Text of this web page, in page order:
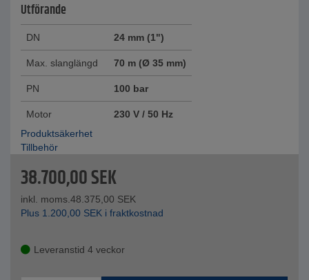
Utförande
DN 24 mm (1")
Max. slanglängd 70 m (Ø 35 mm)
PN 100 bar
Motor
230 V / 50 Hz
Produktsäkerhet
Tillbehör
38.700,00SEK
inkl. moms.48.375,00 SEK
Plus 1.200,00 SEK i fraktkostnad
Leveranstid 4 veckor